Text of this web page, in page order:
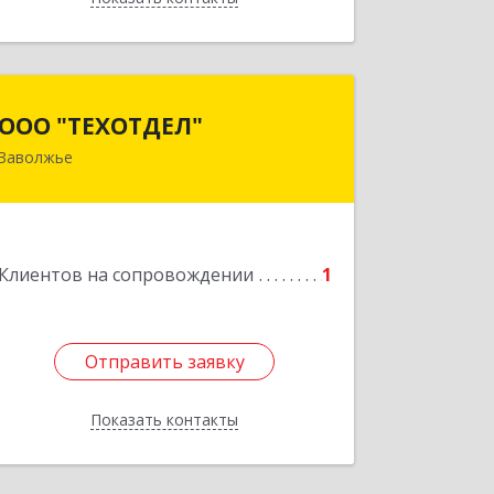
Назад
"ТЕХОТДЕЛ"
на сопровождении 1
Отправить заявку
Показать контакты
Отправить заявку
Назад